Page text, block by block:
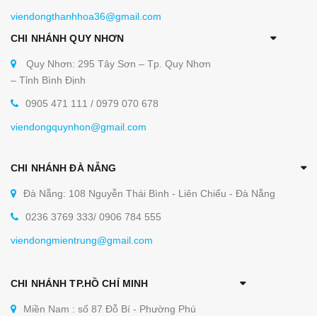
viendongthanhhoa36@gmail.com
CHI NHÁNH QUY NHƠN
Quy Nhơn: 295 Tây Sơn – Tp. Quy Nhơn
– Tỉnh Bình Định
0905 471 111 / 0979 070 678
viendongquynhon@gmail.com
CHI NHÁNH ĐÀ NẴNG
Đà Nẵng: 108 Nguyễn Thái Bình - Liên Chiểu - Đà Nẵng
0236 3769 333/ 0906 784 555
viendongmientrung@gmail.com
CHI NHÁNH TP.HỒ CHÍ MINH
Miền Nam : số 87 Đỗ Bí - Phường Phú